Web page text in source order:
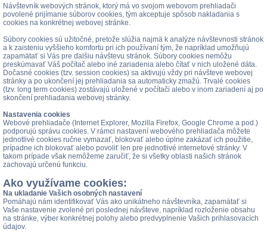
ť
Návštevník webových stránok, ktorý má vo svojom webovom prehliadači
povolené prijímanie súborov cookies, tým akceptuje spôsob nakladania s
cookies na konkrétnej webovej stránke.
Súbory cookies sú užitočné, pretože slúžia najmä k analýze návštevnosti stránok
a k zaisteniu vyššieho komfortu pri ich používaní tým, že napríklad umožňujú
zapamätať si Vás pre ďalšiu návštevu stránok. Súbory cookies nemôžu
preskúmavať Váš počítač alebo iné zariadenia alebo čítať v nich uložené dáta.
Dočasné cookies (tzv. session cookies) sa aktivujú vždy pri návšteve webovej
stránky a po ukončení jej prehliadania sa automaticky zmažú. Trvalé cookies
(tzv. long term cookies) zostávajú uložené v počítači alebo v inom zariadení aj po
skončení prehliadania webovej stránky.
Nastavenia cookies
Webové prehliadače (Internet Explorer, Mozilla Firefox, Google Chrome a pod.)
podporujú správu cookies. V rámci nastavení webového prehliadača môžete
jednotlivé cookies ručne vymazať, blokovať alebo úplne zakázať ich použitie,
prípadne ich blokovať alebo povoliť len pre jednotlivé internetové stránky. V
takom prípade však nemôžeme zaručiť, že si všetky oblasti našich stránok
zachovajú určenú funkciu.
Ako využívame cookies:
Na ukladanie Vašich osobných nastavení
Pomáhajú nám identifikovať Vás ako unikátneho návštevníka, zapamätať si
Vaše nastavenie zvolené pri poslednej návšteve, napríklad rozloženie obsahu
na stránke, výber konkrétnej polohy alebo predvyplnenie Vašich prihlasovacích
údajov.